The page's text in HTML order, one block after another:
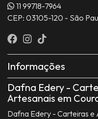
11 99718-7964
CEP: 03105-120 - São
Informações
Dafna Edery -
Artesanais em
Dafna Edery - Carteiras e